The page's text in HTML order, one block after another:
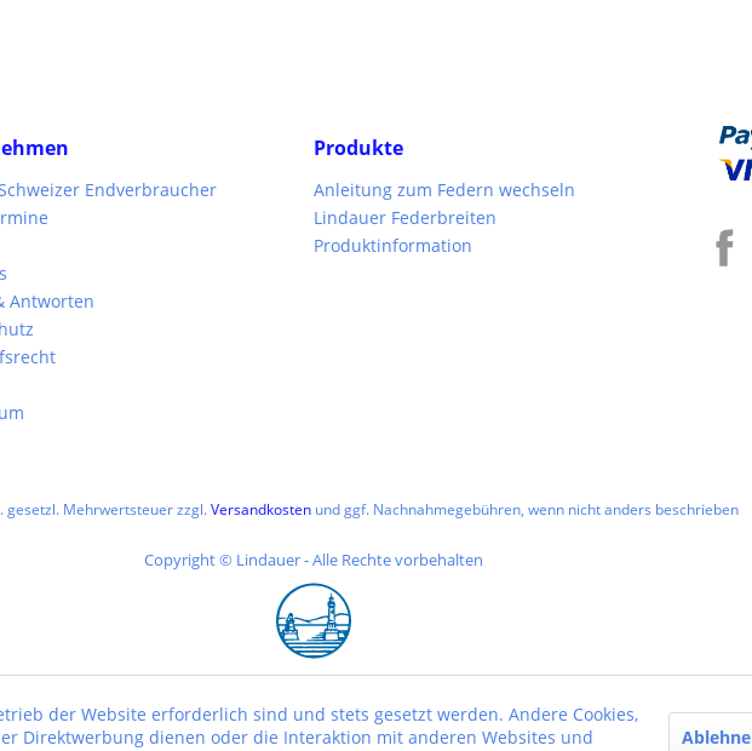
Endverbraucher
Antworten
Produkte
Anleitung zum Federn wechseln
Lindauer Federbreiten
Produktinformation
gesetzl. Mehrwertsteuer zzgl.Versandkostenund ggf. Nachnahmegebühren, wenn nicht anders beschrieben
Copyright © Lindauer - Alle Rechte vorbehalten
der Website erforderlich sind und stets gesetzt werden. Andere Cookies,
Direktwerbung dienen oder die Interaktion mit anderen Websites und